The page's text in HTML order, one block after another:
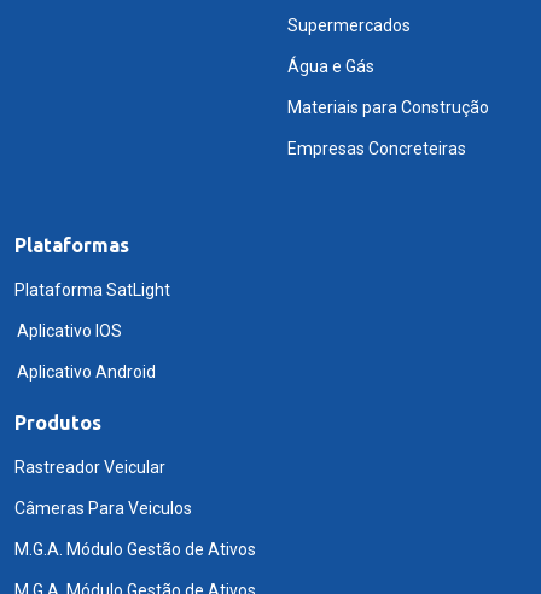
Supermercados
Água e Gás
Materiais para Construção
Empresas Concreteiras
Plataformas
Plataforma SatLight
Aplicativo IOS
Aplicativo Android
Produtos
Rastreador Veicular
Câmeras Para Veiculos
M.G.A. Módulo Gestão de Ativos